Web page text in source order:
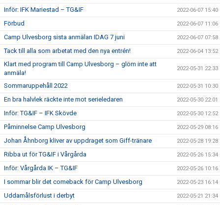
Inför: IFK Mariestad – TG&IF 2022-06-07 15:40
Förbud 2022-06-07 11:06
Camp Ulvesborg sista anmälan IDAG 7 juni 2022-06-07 07:58
Tack till alla som arbetat med den nya entrén! 2022-06-04 13:52
Klart med program till Camp Ulvesborg – glöm inte att
anmäla!
2022-05-31 22:33
Sommaruppehåll 2022 2022-05-31 10:30
En bra halvlek räckte inte mot serieledaren 2022-05-30 22:01
Inför: TG&IF – IFK Skövde 2022-05-30 12:52
Påminnelse Camp Ulvesborg 2022-05-29 08:16
Johan Åhnborg kliver av uppdraget som Giff-tränare 2022-05-28 19:28
Ribba ut för TG&IF i Vårgårda 2022-05-26 15:34
Inför: Vårgårda IK – TG&IF 2022-05-26 10:16
I sommar blir det comeback för Camp Ulvesborg 2022-05-23 16:14
Uddamålsförlust i derbyt 2022-05-21 21:34